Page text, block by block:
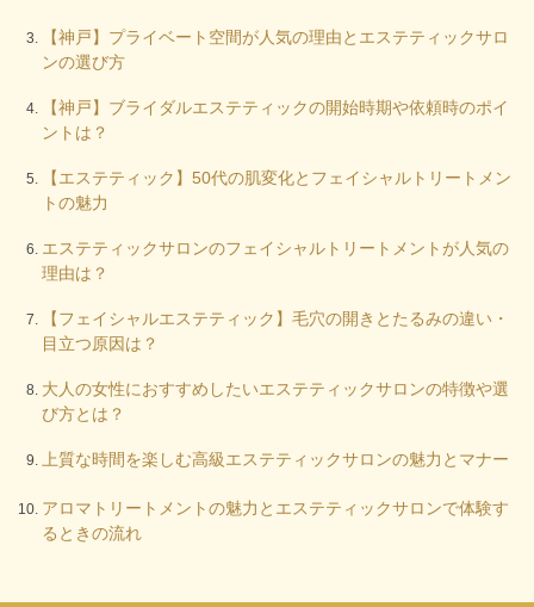
【神戸】プライベート空間が人気の理由とエステティックサロ
ンの選び方
【神戸】ブライダルエステティックの開始時期や依頼時のポイ
ントは？
【エステティック】50代の肌変化とフェイシャルトリートメン
トの魅力
エステティックサロンのフェイシャルトリートメントが人気の
理由は？
【フェイシャルエステティック】毛穴の開きとたるみの違い・
目立つ原因は？
大人の女性におすすめしたいエステティックサロンの特徴や選
び方とは？
上質な時間を楽しむ高級エステティックサロンの魅力とマナー
アロマトリートメントの魅力とエステティックサロンで体験す
るときの流れ